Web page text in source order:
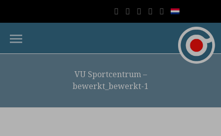
VU Sportcentrum –
bewerkt_bewerkt-1